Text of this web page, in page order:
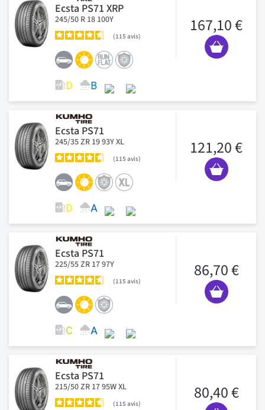
Ecsta PS71 XRP
245/50 R 18 100Y
115 avis
167,10 €
Ecsta PS71
245/35 ZR 19 93Y XL
115 avis
121,20 €
Ecsta PS71
225/55 ZR 17 97Y
115 avis
86,70 €
Ecsta PS71
215/50 ZR 17 95W XL
115 avis
80,40 €